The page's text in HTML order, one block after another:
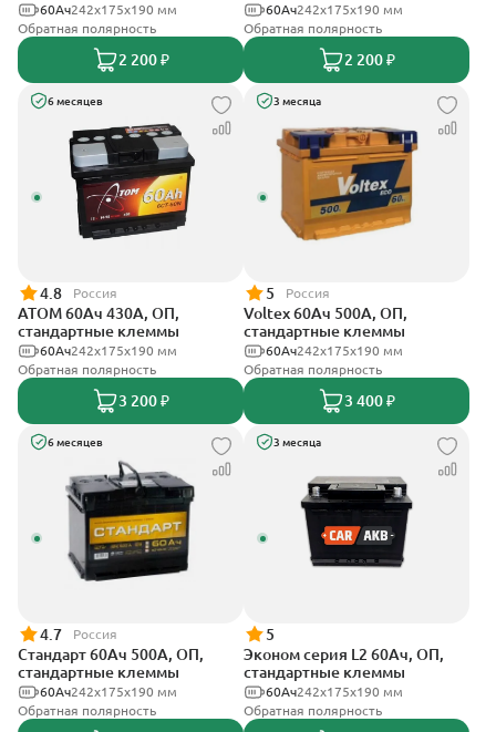
242х175х190 мм
60Ач
Обратная полярность
2 200 ₽
242х175х190 мм
60Ач
Обратная полярность
2 200 ₽
6 месяцев
4.8 Россия
АТОМ 60Ач 430А, ОП,
стандартные клеммы
242х175х190 мм
60Ач
Обратная полярность
3 200 ₽
3 месяца
5 Россия
Voltex 60Ач 500А, ОП,
стандартные клеммы
242х175х190 мм
60Ач
Обратная полярность
3 400 ₽
6 месяцев
4.7 Россия
Стандарт 60Ач 500А, ОП,
стандартные клеммы
242x175x190 мм
60Ач
Обратная полярность
3 месяца
5
Эконом серия L2 60Ач, ОП,
стандартные клеммы
242х175х190 мм
60Ач
Обратная полярность